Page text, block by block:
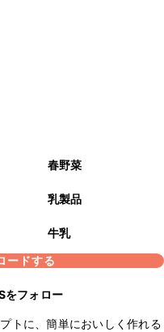
春野菜
乳製品
牛乳
ードする
をフォロー
トに、簡単においしく作れる